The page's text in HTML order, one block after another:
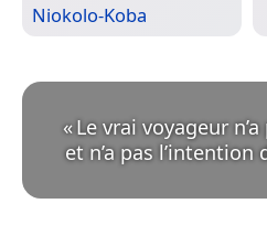
Niokolo-Koba
«Le vrai voyageur
et n’a pas l’intention